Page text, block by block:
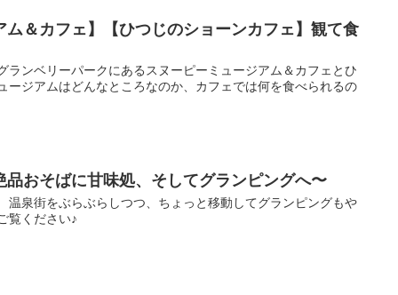
ム＆カフェ】【ひつじのショーンカフェ】観て食
ンベリーパークにあるスヌーピーミュージアム＆カフェとひ
ージアムはどんなところなのか、カフェでは何を食べられるの
品おそばに甘味処、そしてグランピングへ〜
泉街をぶらぶらしつつ、ちょっと移動してグランピングもや
覧ください♪